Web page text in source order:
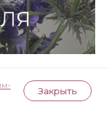
Закрыть